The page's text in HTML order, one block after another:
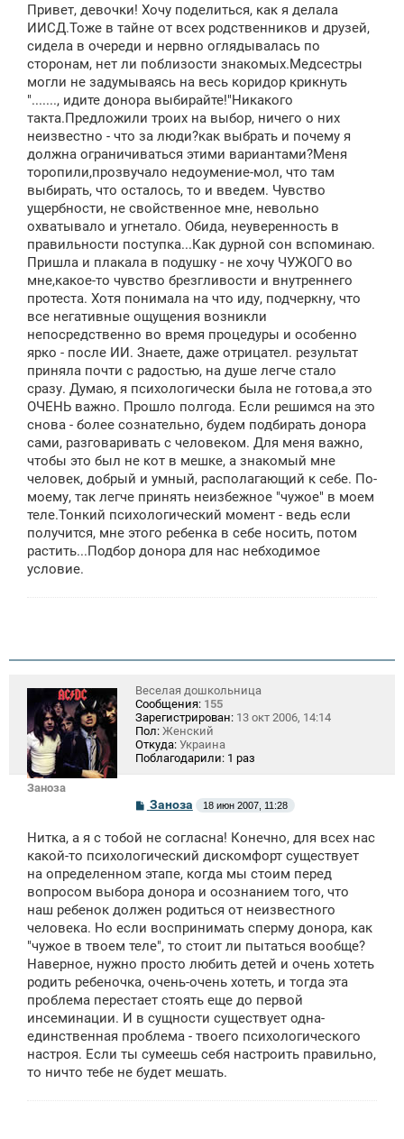
б
щ
н
и
Привет, девочки! Хочу поделиться, как я делала
ИИСД.Тоже в тайне от всех родственников и друзей,
сидела в очереди и нервно оглядывалась по
сторонам, нет ли поблизости знакомых.Медсестры
могли не задумываясь на весь коридор крикнуть
"......., идите донора выбирайте!"Никакого
такта.Предложили троих на выбор, ничего о них
неизвестно - что за люди?как выбрать и почему я
должна ограничиваться этими вариантами?Меня
торопили,прозвучало недоумение-мол, что там
выбирать, что осталось, то и введем. Чувство
ущербности, не свойственное мне, невольно
охватывало и угнетало. Обида, неуверенность в
правильности поступка...Как дурной сон вспоминаю.
Пришла и плакала в подушку - не хочу ЧУЖОГО во
мне,какое-то чувство брезгливости и внутреннего
протеста. Хотя понимала на что иду, подчеркну, что
все негативные ощущения возникли
непосредственно во время процедуры и особенно
ярко - после ИИ. Знаете, даже отрицател. результат
приняла почти с радостью, на душе легче стало
сразу. Думаю, я психологически была не готова,а это
ОЧЕНЬ важно. Прошло полгода. Если решимся на это
снова - более сознательно, будем подбирать донора
сами, разговаривать с человеком. Для меня важно,
чтобы это был не кот в мешке, а знакомый мне
человек, добрый и умный, располагающий к себе. По-
моему, так легче принять неизбежное "чужое" в моем
теле.Тонкий психологический момент - ведь если
получится, мне этого ребенка в себе носить, потом
растить...Подбор донора для нас небходимое
условие.
Заноза
Веселая дошкольница
Сообщения: 155
Зарегистрирован: 13 окт 2006, 14:14
Пол: Женский
Откуда: Украина
Поблагодарили: 1 раз
С
о
б
щ
н
и
Заноза 18 июн 2007, 11:28
Нитка, а я с тобой не согласна! Конечно, для всех нас
какой-то психологический дискомфорт существует
на определенном этапе, когда мы стоим перед
вопросом выбора донора и осознанием того, что
наш ребенок должен родиться от неизвестного
человека. Но если воспринимать сперму донора, как
"чужое в твоем теле", то стоит ли пытаться вообще?
Наверное, нужно просто любить детей и очень хотеть
родить ребеночка, очень-очень хотеть, и тогда эта
проблема перестает стоять еще до первой
инсеминации. И в сущности существует одна-
единственная проблема - твоего психологического
настроя. Если ты сумеешь себя настроить правильно,
то ничто тебе не будет мешать.